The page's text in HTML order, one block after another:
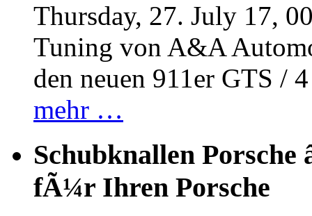
Thursday, 27. July 17,
Tuning von A&A
den neuen 911er GTS /
mehr …
Schubknallen Porsche
fÃ¼r Ihren Porsche